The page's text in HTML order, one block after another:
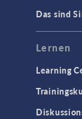
Das sind
Lernen
Learning